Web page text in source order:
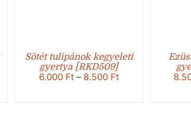
Sötét tulipánok kegyeleti
gyertya [RKD509]
6.000 Ft – 8.500 FtÁrtartomány: